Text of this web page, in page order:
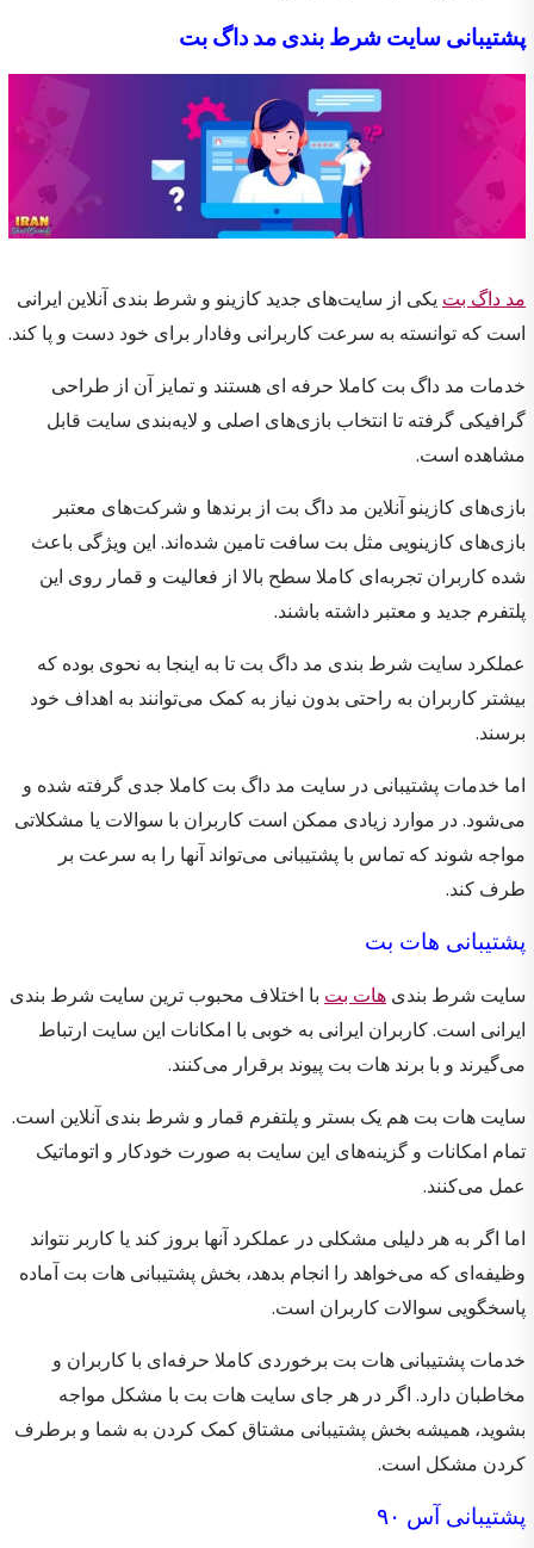
پشتیبانی سایت شرط بندی مد داگ بت
مد داگ بت یکی از سایت‌های جدید کازینو و شرط بندی آنلاین ایرانی
است که توانسته به سرعت کاربرانی وفادار برای خود دست و پا کند.
خدمات مد داگ بت کاملا حرفه ای هستند و تمایز آن از طراحی
گرافیکی گرفته تا انتخاب بازی‌های اصلی و لایه‌بندی سایت قابل
مشاهده است.
بازی‌های کازینو آنلاین مد داگ بت از برندها و شرکت‌های معتبر
بازی‌های کازینویی مثل بت سافت تامین شده‌اند. این ویژگی باعث
شده کاربران تجربه‌ای کاملا سطح بالا از فعالیت و قمار روی این
پلتفرم جدید و معتبر داشته باشند.
عملکرد سایت شرط بندی مد داگ بت تا به اینجا به نحوی بوده که
بیشتر کاربران به راحتی بدون نیاز به کمک می‌توانند به اهداف خود
برسند.
اما خدمات پشتیبانی در سایت مد داگ بت کاملا جدی گرفته شده و
می‌شود. در موارد زیادی ممکن است کاربران با سوالات یا مشکلاتی
مواجه شوند که تماس با پشتیبانی می‌تواند آنها را به سرعت بر
طرف کند.
پشتیبانی هات بت
سایت شرط بندی هات بت با اختلاف محبوب‌ ترین سایت شرط بندی
ایرانی است. کاربران ایرانی به خوبی با امکانات این سایت ارتباط
می‌گیرند و با برند هات بت پیوند برقرار می‌کنند.
سایت هات بت هم یک بستر و پلتفرم قمار و شرط بندی آنلاین است.
تمام امکانات و گزینه‌های این سایت به صورت خودکار و اتوماتیک
عمل می‌کنند.
اما اگر به هر دلیلی مشکلی در عملکرد آنها بروز کند یا کاربر نتواند
وظیفه‌ای که می‌خواهد را انجام بدهد،‌ بخش پشتیبانی هات بت آماده
پاسخگویی سوالات کاربران است.
خدمات پشتیبانی هات بت برخوردی کاملا حرفه‌ای با کاربران و
مخاطبان دارد. اگر در هر جای سایت هات بت با مشکل مواجه
بشوید، همیشه بخش پشتیبانی مشتاق کمک کردن به شما و برطرف
کردن مشکل است.
پشتیبانی آس ۹۰